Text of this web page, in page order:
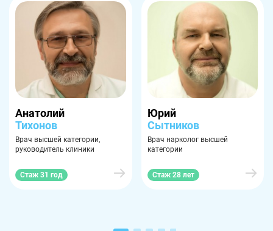
Анатолий
Тихонов
Врач высшей категории,
руководитель клиники
Стаж 31 год
Юрий
Сытников
Врач нарколог высшей
категории
Стаж 28 лет